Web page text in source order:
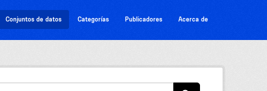
Conjuntos de datos Categorías Publicadores Acerca de